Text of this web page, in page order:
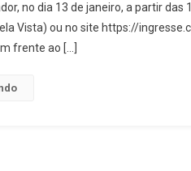
no dia 13 de janeiro, a partir
Vista) ou no site https://
frente ao […]